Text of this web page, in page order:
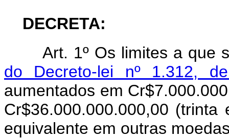
DECRETA:
Art. 1º Os limites a que
do Decreto-lei nº 1.312,
aumentados em
Cr$36.000.000.000,00
equivalente em outras